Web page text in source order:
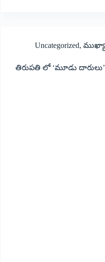
Uncategorized,
తిరుపతి లో ‘మూడు